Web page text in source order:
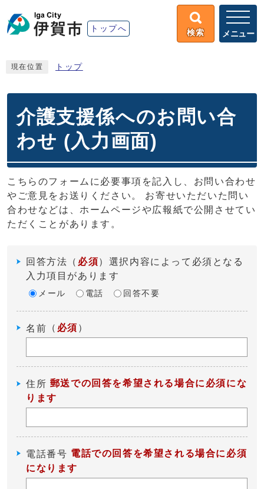
トップへ 検索 メニュー
現在位置 トップ
介護支援係へのお問い合
わせ (入力画面)
こちらのフォームに必要事項を記入し、お問い合わせ
やご意見をお送りください。 お寄せいただいた問い
合わせなどは、ホームページや広報紙で公開させてい
ただくことがあります。
回答方法 （ 必須）選択内容によって必須となる
入力項目があります
メール 電話 回答不要
名前 （ 必須 ）
住所 郵送での回答を希望される場合に必須にな
ります
電話番号 電話での回答を希望される場合に必須
になります